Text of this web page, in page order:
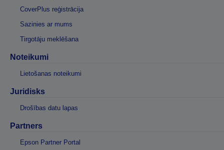
CoverPlus reģistrācija
Sazinies ar mums
Tirgotāju meklēšana
Noteikumi
Lietošanas noteikumi
Juridisks
Drošības datu lapas
Partners
Epson Partner Portal